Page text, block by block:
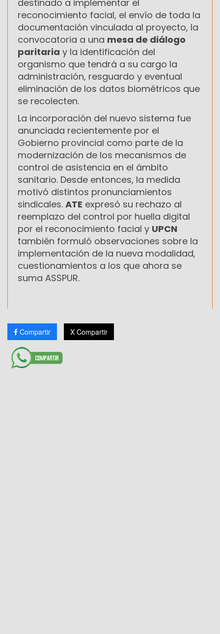
destinado a implementar el
reconocimiento facial, el envío de toda la
documentación vinculada al proyecto, la
convocatoria a una mesa de diálogo
paritaria y la identificación del
organismo que tendrá a su cargo la
administración, resguardo y eventual
eliminación de los datos biométricos que
se recolecten.
La incorporación del nuevo sistema fue
anunciada recientemente por el
Gobierno provincial como parte de la
modernización de los mecanismos de
control de asistencia en el ámbito
sanitario. Desde entonces, la medida
motivó distintos pronunciamientos
sindicales. ATE expresó su rechazo al
reemplazo del control por huella digital
por el reconocimiento facial y UPCN
también formuló observaciones sobre la
implementación de la nueva modalidad,
cuestionamientos a los que ahora se
suma ASSPUR.
Compartir X Compartir